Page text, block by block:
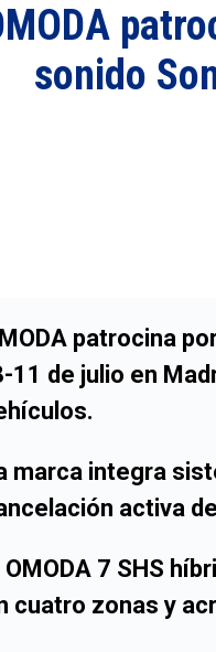
sonido
patrocina
11 de julio en
marca integra
activa
OMODA 7 SHS
cuatro zonas y